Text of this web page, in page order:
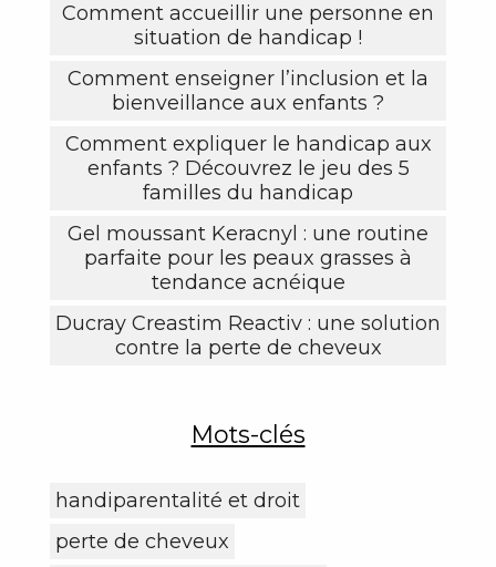
Comment accueillir une personne en
situation de handicap !
Comment enseigner l’inclusion et la
bienveillance aux enfants ?
Comment expliquer le handicap aux
enfants ? Découvrez le jeu des 5
familles du handicap
Gel moussant Keracnyl : une routine
parfaite pour les peaux grasses à
tendance acnéique
Ducray Creastim Reactiv : une solution
contre la perte de cheveux
Mots-clés
handiparentalité et droit
perte de cheveux